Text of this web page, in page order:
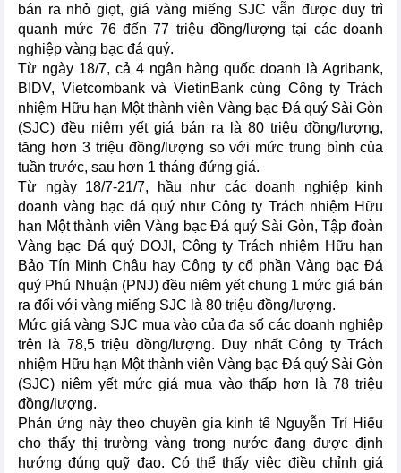
bán ra nhỏ giọt, giá vàng miếng SJC vẫn được duy trì
quanh mức 76 đến 77 triệu đồng/lượng tại các doanh
nghiệp vàng bạc đá quý.
Từ ngày 18/7, cả 4 ngân hàng quốc doanh là Agribank,
BIDV, Vietcombank và VietinBank cùng Công ty Trách
nhiệm Hữu hạn Một thành viên Vàng bạc Đá quý Sài Gòn
(SJC) đều niêm yết giá bán ra là 80 triệu đồng/lượng,
tăng hơn 3 triệu đồng/lượng so với mức trung bình của
tuần trước, sau hơn 1 tháng đứng giá.
Từ ngày 18/7-21/7, hầu như các doanh nghiệp kinh
doanh vàng bạc đá quý như Công ty Trách nhiệm Hữu
hạn Một thành viên Vàng bạc Đá quý Sài Gòn, Tập đoàn
Vàng bạc Đá quý DOJI, Công ty Trách nhiệm Hữu hạn
Bảo Tín Minh Châu hay Công ty cổ phần Vàng bạc Đá
quý Phú Nhuận (PNJ) đều niêm yết chung 1 mức giá bán
ra đối với vàng miếng SJC là 80 triệu đồng/lượng.
Mức giá vàng SJC mua vào của đa số các doanh nghiệp
trên là 78,5 triệu đồng/lượng. Duy nhất Công ty Trách
nhiệm Hữu hạn Một thành viên Vàng bạc Đá quý Sài Gòn
(SJC) niêm yết mức giá mua vào thấp hơn là 78 triệu
đồng/lượng.
Phản ứng này theo chuyên gia kinh tế Nguyễn Trí Hiếu
cho thấy thị trường vàng trong nước đang được định
hướng đúng quỹ đạo. Có thể thấy việc điều chỉnh giá